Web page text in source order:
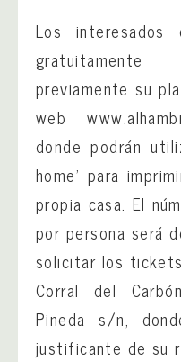
Los interesados
previamente su
web
donde podrán
home’ para
propia casa. El
por persona será
solicitar los
Corral del
Pineda s/n,
justificante de su